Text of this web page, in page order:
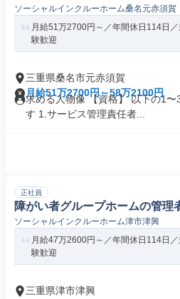
ソーシャルインクルーホーム桑名元赤須賀
月給51万2700円～／年間休日114日
験歓迎
三重県桑名市元赤須賀
月給51万2700円～58万2100円
求める人物像 【資格】 以下の1
す 1.サービス管理責任者...
正社員
障がい者グループホームの管理
ソーシャルインクルーホーム津市津興
月給47万2600円～／年間休日114日
験歓迎
三重県津市津興